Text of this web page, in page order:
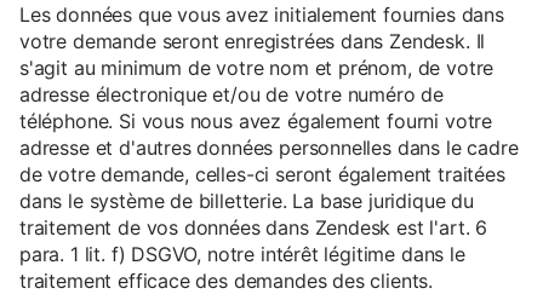
Les données que vous avez initialement fournies dans
votre demande seront enregistrées dans Zendesk. Il
s'agit au minimum de votre nom et prénom, de votre
adresse électronique et/ou de votre numéro de
téléphone. Si vous nous avez également fourni votre
adresse et d'autres données personnelles dans le cadre
de votre demande, celles-ci seront également traitées
dans le système de billetterie. La base juridique du
traitement de vos données dans Zendesk est l'art. 6
para. 1 lit. f) DSGVO, notre intérêt légitime dans le
traitement efficace des demandes des clients.